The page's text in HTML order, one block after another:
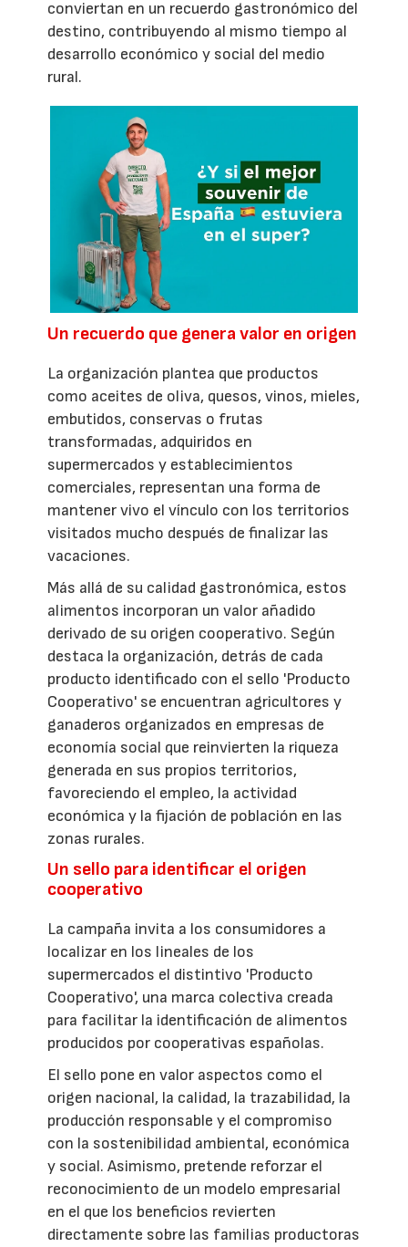
conviertan en un recuerdo gastronómico del
destino, contribuyendo al mismo tiempo al
desarrollo económico y social del medio
rural.
Un recuerdo que genera valor en origen
La organización plantea que productos
como aceites de oliva, quesos, vinos, mieles,
embutidos, conservas o frutas
transformadas, adquiridos en
supermercados y establecimientos
comerciales, representan una forma de
mantener vivo el vínculo con los territorios
visitados mucho después de finalizar las
vacaciones.
Más allá de su calidad gastronómica, estos
alimentos incorporan un valor añadido
derivado de su origen cooperativo. Según
destaca la organización, detrás de cada
producto identificado con el sello 'Producto
Cooperativo' se encuentran agricultores y
ganaderos organizados en empresas de
economía social que reinvierten la riqueza
generada en sus propios territorios,
favoreciendo el empleo, la actividad
económica y la fijación de población en las
zonas rurales.
Un sello para identificar el origen
cooperativo
La campaña invita a los consumidores a
localizar en los lineales de los
supermercados el distintivo 'Producto
Cooperativo', una marca colectiva creada
para facilitar la identificación de alimentos
producidos por cooperativas españolas.
El sello pone en valor aspectos como el
origen nacional, la calidad, la trazabilidad, la
producción responsable y el compromiso
con la sostenibilidad ambiental, económica
y social. Asimismo, pretende reforzar el
reconocimiento de un modelo empresarial
en el que los beneficios revierten
directamente sobre las familias productoras